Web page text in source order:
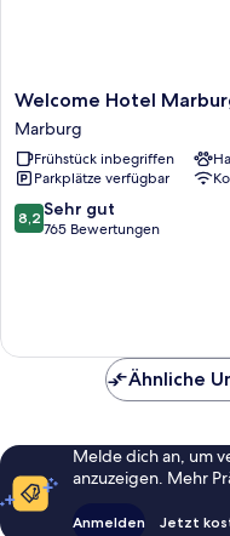
Welcome
Hotel
Marburg
Marburg
Welcome Hotel
Marburg
Frühstück inbegriffen
Parkplätze verfügbar
8.2
von
8,2 Sehr gut
765 Bewertungen
Ähnliche
Melde dich an, um
anzuzeigen. Mehr
Anmelden Jetzt